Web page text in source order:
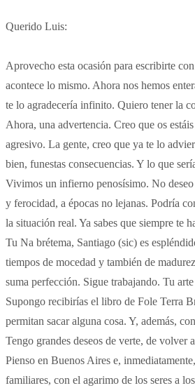
Querido Luis:
Aprovecho esta ocasión para escribirte
acontece lo mismo. Ahora nos hemos
te lo agradecería infinito. Quiero tener la
Ahora, una advertencia. Creo que os
agresivo. La gente, creo que ya te lo
bien, funestas consecuencias. Y lo que
Vivimos un infierno penosísimo. No
y ferocidad, a épocas no lejanas. Podría
la situación real. Ya sabes que siempre te
Tu Na brétema, Santiago (sic) es
tiempos de mocedad y también de
suma perfección. Sigue trabajando. Tu
Supongo recibirías el libro de Fole Terra
permitan sacar alguna cosa. Y, además,
Tengo grandes deseos de verte, de
Pienso en Buenos Aires e,
familiares, con el agarimo de los seres a